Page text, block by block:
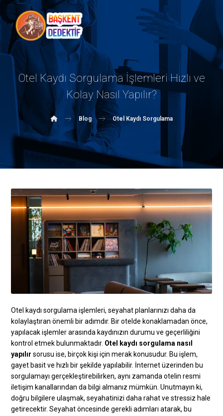
Otel Kaydı Sorgulama İşlemleri Hızlı ve
Kolay Nasıl Yapılır?
Blog Otel Kaydı Sorgulama
Otel kaydı sorgulama işlemleri, seyahat planlarınızı daha da
kolaylaştıran önemli bir adımdır. Bir otelde konaklamadan önce,
yapılacak işlemler arasında kaydınızın durumu ve geçerliliğini
kontrol etmek bulunmaktadır. Otel kaydı sorgulama nasıl
yapılır sorusu ise, birçok kişi için merak konusudur. Bu işlem,
gayet basit ve hızlı bir şekilde yapılabilir. İnternet üzerinden bu
sorgulamayı gerçekleştirebilirken, aynı zamanda otelin resmi
iletişim kanallarından da bilgi almanız mümkün. Unutmayın ki,
doğru bilgilere ulaşmak, seyahatinizi daha rahat ve stressiz hale
getirecektir. Seyahat öncesinde gerekli adımları atarak, bu